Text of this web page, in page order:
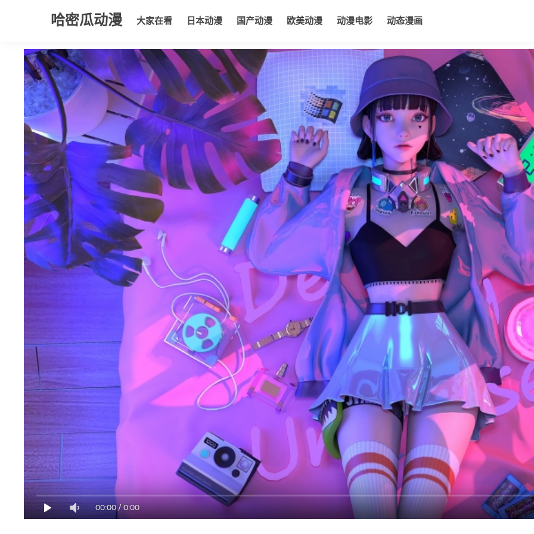
哈密瓜动漫 大家在看 日本动漫 国产动漫 欧美动漫 动漫电影 动态漫画
大家在看 日本动漫 国产动漫 欧美动漫 动漫电影 动态漫画
00:00/0:00